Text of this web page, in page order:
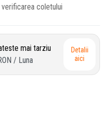
coletului
mai tarziu
/ Luna
Detalii
aici